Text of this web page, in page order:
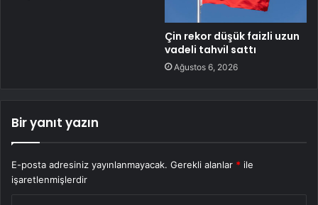
Çin rekor düşük faizli uzun
vadeli tahvil sattı
Ağustos 6, 2026
Bir yanıt yazın
E-posta adresiniz yayınlanmayacak. Gerekli alanlar * ile
işaretlenmişlerdir